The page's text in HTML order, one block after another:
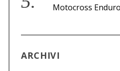
Motocross
ARCHIVI